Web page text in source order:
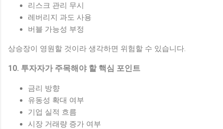
리스크 관리 무시
레버리지 과도 사용
버블 가능성 부정
상승장이 영원할 것이라 생각하면 위험할 수 있습니다.
10. 투자자가 주목해야 할 핵심 포인트
금리 방향
유동성 확대 여부
기업 실적 흐름
시장 거래량 증가 여부